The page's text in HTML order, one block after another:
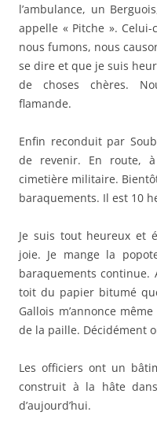
l’ambulance, un
appelle « Pitche ».
nous fumons, nous
se dire et que je suis
de choses chères.
flamande.
Enfin reconduit par
de revenir. En route,
cimetière militaire.
baraquements. Il est 10
Je suis tout heureux et
joie. Je mange la
baraquements continue.
toit du papier bitumé
Gallois m’annonce
de la paille. Décidément
Les officiers ont un
construit à la hâte
d’aujourd’hui.